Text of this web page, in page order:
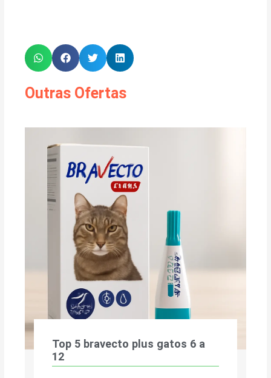
Outras Ofertas
Top 5 bravecto plus gatos 6 a
12